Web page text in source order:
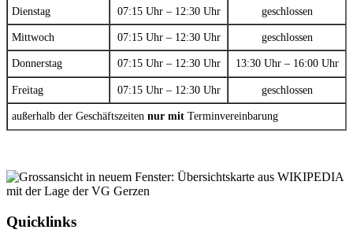
Dienstag 07:15 Uhr – 12:30 Uhr geschlossen
Mittwoch 07:15 Uhr – 12:30 Uhr geschlossen
Donnerstag 07:15 Uhr – 12:30 Uhr 13:30 Uhr – 16:00 Uhr
Freitag 07:15 Uhr – 12:30 Uhr geschlossen
außerhalb der Geschäftszeiten nur mit Terminvereinbarung
Quicklinks